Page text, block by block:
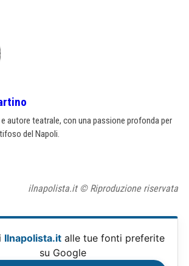
autore teatrale, con una passione profonda per
del Napoli.
ilnapolista.it © Riproduzione riservata
Ilnapolista.it alle tue fonti preferite
su Google